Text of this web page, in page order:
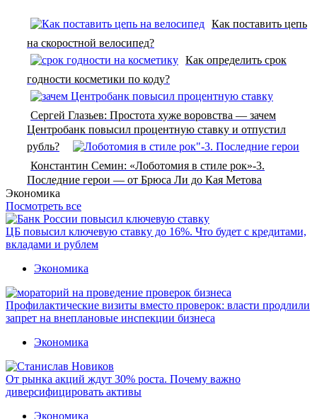
Как поставить цепь
на скоростной велосипед?
Как определить срок
годности косметики по коду?
Сергей Глазьев: Простота хуже воровства — зачем
Центробанк повысил процентную ставку и отпустил
рубль?
Константин Семин: «Лоботомия в стиле рок»-3.
Последние герои — от Брюса Ли до Кая Метова
Экономика
Посмотреть все
ЦБ повысил ключевую ставку до 16%. Что будет с кредитами,
вкладами и рублем
Экономика
Профилактические визиты вместо проверок: власти продлили
запрет на внеплановые инспекции бизнеса
Экономика
От рынка акций ждут 30% роста. Почему важно
диверсифицировать активы
Экономика